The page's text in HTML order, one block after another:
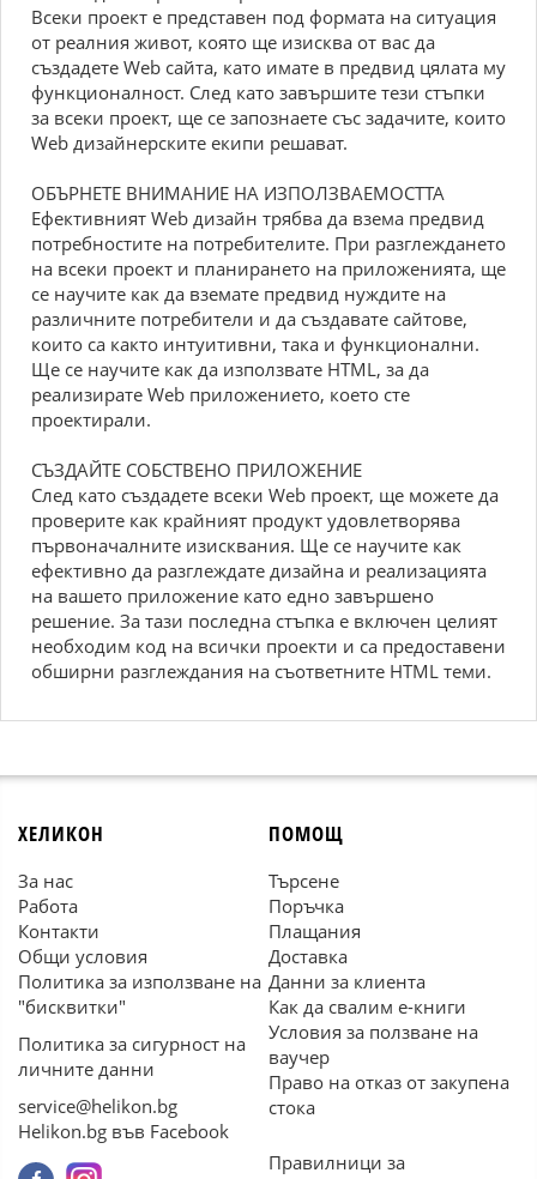
Всеки проект е представен под формата на ситуация
от реалния живот, която ще изисква от вас да
създадете Web сайта, като имате в предвид цялата му
функционалност. След като завършите тези стъпки
за всеки проект, ще се запознаете със задачите, които
Web дизайнерските екипи решават.
ОБЪРНЕТЕ ВНИМАНИЕ НА ИЗПОЛЗВАЕМОСТТА
Ефективният Web дизайн трябва да взема предвид
потребностите на потребителите. При разглеждането
на всеки проект и планирането на приложенията, ще
се научите как да вземате предвид нуждите на
различните потребители и да създавате сайтове,
които са както интуитивни, така и функционални.
Ще се научите как да използвате HTML, за да
реализирате Web приложението, което сте
проектирали.
СЪЗДАЙТЕ СОБСТВЕНО ПРИЛОЖЕНИЕ
След като създадете всеки Web проект, ще можете да
проверите как крайният продукт удовлетворява
първоначалните изисквания. Ще се научите как
ефективно да разглеждате дизайна и реализацията
на вашето приложение като едно завършено
решение. За тази последна стъпка е включен целият
необходим код на всички проекти и са предоставени
обширни разглеждания на съответните HTML теми.
ХЕЛИКОН
За нас
Работа
Контакти
Общи условия
Политика за използване на
"бисквитки"
Политика за сигурност на
личните данни
service@helikon.bg
Helikon.bg във Facebook
ПОМОЩ
Търсене
Поръчка
Плащания
Доставка
Данни за клиента
Как да свалим е-книги
Условия за ползване на
ваучер
Право на отказ от закупена
стока
Правилници за